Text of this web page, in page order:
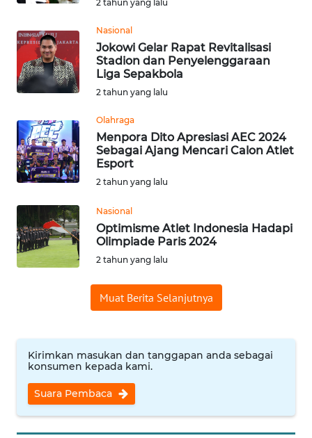
2 tahun yang lalu
Nasional
Jokowi Gelar Rapat Revitalisasi
Stadion dan Penyelenggaraan
Liga Sepakbola
2 tahun yang lalu
Olahraga
Menpora Dito Apresiasi AEC 2024
Sebagai Ajang Mencari Calon Atlet
Esport
2 tahun yang lalu
Nasional
Optimisme Atlet Indonesia Hadapi
Olimpiade Paris 2024
2 tahun yang lalu
Muat Berita Selanjutnya
Kirimkan masukan dan tanggapan anda sebagai
konsumen kepada kami.
Suara Pembaca
CIANJUR
WN
KEPULAUAN
WN
TANGERANG
BINJAI
WN
CIREBON
WN
KUNINGAN
WN
MAJALENGKA